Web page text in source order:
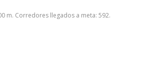
m. Corredores llegados a meta: 592.